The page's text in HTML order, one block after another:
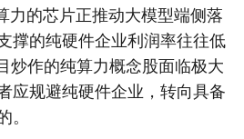
的芯片正推动大模型端侧落
撑的纯硬件企业利润率往往低
炒作的纯算力概念股面临极大
应规避纯硬件企业，转向具备
。